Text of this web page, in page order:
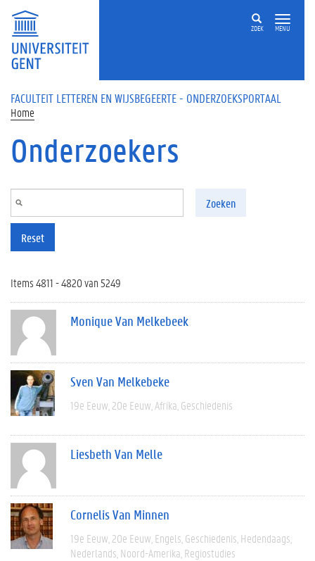
Overslaan en naar de inhoud gaan
ZOEK MENU
FACULTEIT LETTEREN EN WIJSBEGEERTE - ONDERZOEKSPORTAAL
Home
Onderzoekers
Zoeken
Reset
Items 4811 - 4820 van 5249
Monique Van Melkebeek
Sven Van Melkebeke
19e Eeuw 20e Eeuw Afrika Geschiedenis
Liesbeth Van Melle
Cornelis Van Minnen
19e Eeuw 20e Eeuw Engels Geschiedenis Hedendaags
Nederlands Noord-Amerika Regiostudies